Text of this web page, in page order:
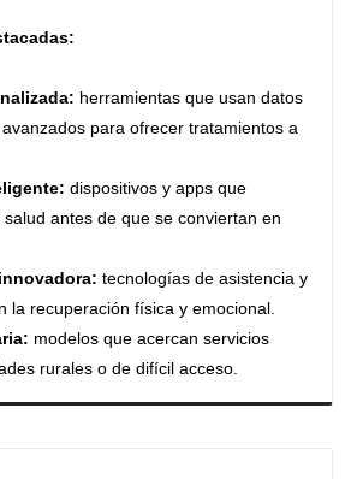
: herramientas que usan datos
para ofrecer tratamientos a
: dispositivos y apps que
antes de que se conviertan en
: tecnologías de asistencia y
la recuperación física y emocional.
: modelos que acercan servicios
rurales o de difícil acceso.